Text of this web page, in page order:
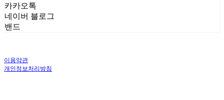
카카오톡
네이버 블로그
밴드
이용약관
개인정보처리방침